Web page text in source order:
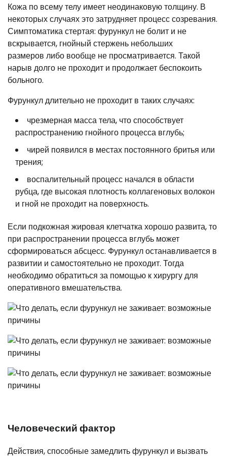
Кожа по всему телу имеет неодинаковую толщину. В
некоторых случаях это затрудняет процесс созревания.
Симптоматика стертая: фурункул не болит и не
вскрывается, гнойный стержень небольших
размеров либо вообще не просматривается. Такой
нарыв долго не проходит и продолжает беспокоить
больного.
Фурункул длительно не проходит в таких случаях:
чрезмерная масса тела, что способствует
распространению гнойного процесса вглубь;
чирей появился в местах постоянного бритья или
трения;
воспалительный процесс начался в области
рубца, где высокая плотность коллагеновых волокон
и гной не проходит на поверхность.
Если подкожная жировая клетчатка хорошо развита, то
при распространении процесса вглубь может
сформироваться абсцесс. Фурункул останавливается в
развитии и самостоятельно не проходит. Тогда
необходимо обратиться за помощью к хирургу для
оперативного вмешательства.
Человеческий фактор
Действия, способные замедлить фурункул и вызвать